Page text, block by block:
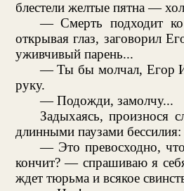
блестели желтые пятна —
— Смерть подходит
открывая глаз, заговорил
уживчивый парень...
— Ты бы молчал, Егор
руку.
— Подожди, замолчу...
Задыхаясь, произнося
длинными паузами бессилия:
— Это превосходно,
кончит? — спрашиваю я
ждет тюрьма и всякое